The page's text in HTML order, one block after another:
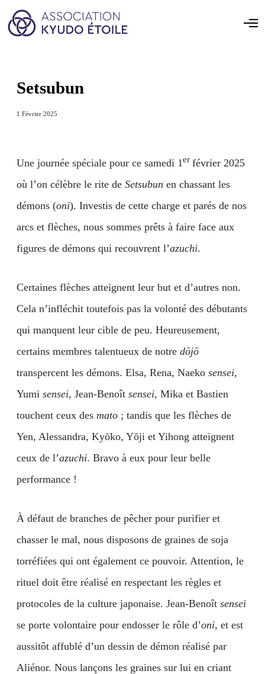
Setsubun
1 Février 2025
Une journée spéciale pour ce samedi 1er février 2025
où l’on célèbre le rite de Setsubun en chassant les
démons (oni). Investis de cette charge et parés de nos
arcs et flèches, nous sommes prêts à faire face aux
figures de démons qui recouvrent l’azuchi.
Certaines flèches atteignent leur but et d’autres non.
Cela n’infléchit toutefois pas la volonté des débutants
qui manquent leur cible de peu. Heureusement,
certains membres talentueux de notre dōjō
transpercent les démons. Elsa, Rena, Naeko sensei,
Yumi sensei, Jean-Benoît sensei, Mika et Bastien
touchent ceux des mato ; tandis que les flèches de
Yen, Alessandra, Kyōko, Yōji et Yihong atteignent
ceux de l’azuchi. Bravo à eux pour leur belle
performance !
À défaut de branches de pêcher pour purifier et
chasser le mal, nous disposons de graines de soja
torréfiées qui ont également ce pouvoir. Attention, le
rituel doit être réalisé en respectant les règles et
protocoles de la culture japonaise. Jean-Benoît sensei
se porte volontaire pour endosser le rôle d’oni, et est
aussitôt affublé d’un dessin de démon réalisé par
Aliénor. Nous lançons les graines sur lui en criant